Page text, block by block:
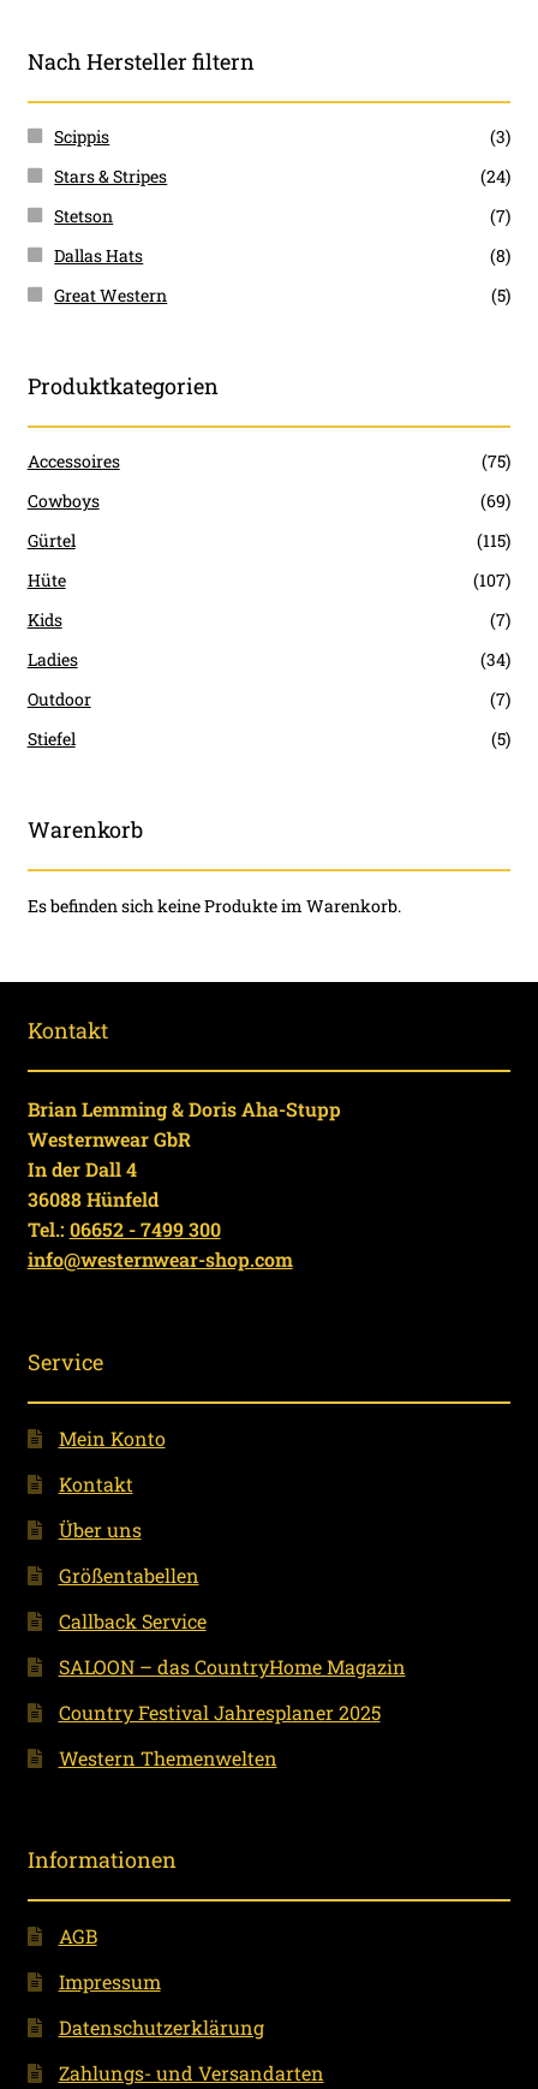
Nach Hersteller filtern
Scippis
(3)
Stars & Stripes
(24)
Stetson
(7)
Dallas Hats
(8)
Great Western
(5)
Produktkategorien
Accessoires
(75)
Cowboys
(69)
Gürtel
(115)
Hüte
(107)
Kids
(7)
Ladies
(34)
Outdoor
(7)
Stiefel
(5)
Warenkorb
Es befinden sich keine Produkte im Warenkorb.
Kontakt
Brian Lemming & Doris Aha-Stupp
Westernwear GbR
In der Dall 4
36088 Hünfeld
Tel.: 06652 - 7499 300
info@westernwear-shop.com
Service
Mein Konto
Kontakt
Über uns
Größentabellen
Callback Service
SALOON – das CountryHome Magazin
Country Festival Jahresplaner 2025
Western Themenwelten
Informationen
AGB
Impressum
Datenschutzerklärung
Zahlungs- und Versandarten